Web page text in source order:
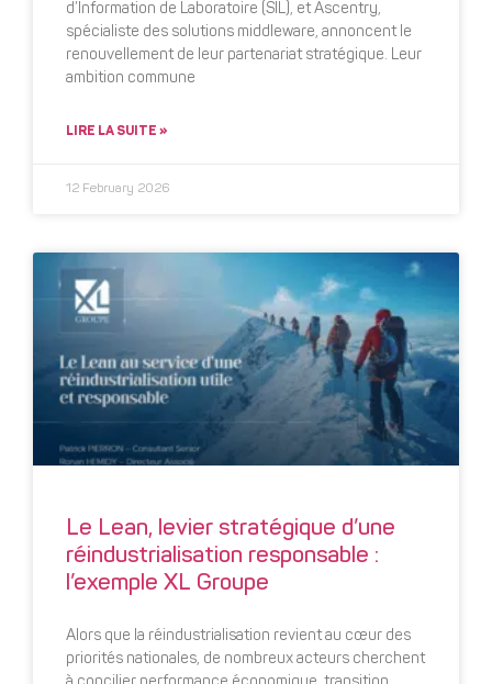
d’Information de Laboratoire (SIL), et Ascentry,
spécialiste des solutions middleware, annoncent le
renouvellement de leur partenariat stratégique. Leur
ambition commune
LIRE LA SUITE »
12 February 2026
Le Lean, levier stratégique d’une
réindustrialisation responsable :
l’exemple XL Groupe
Alors que la réindustrialisation revient au cœur des
priorités nationales, de nombreux acteurs cherchent